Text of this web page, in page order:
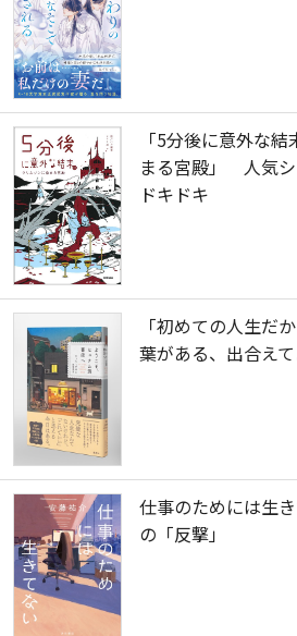
「5分後に意外な
まる宮殿」 人気
ドキドキ
「初めての人生だ
葉がある、出合えて
仕事のためには生
の「反撃」